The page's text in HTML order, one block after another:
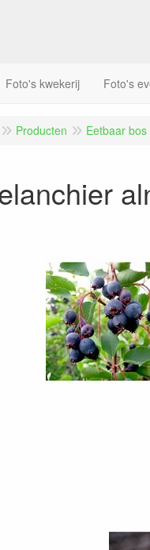
Foto's kwekerij Foto's
Producten Eetbaar